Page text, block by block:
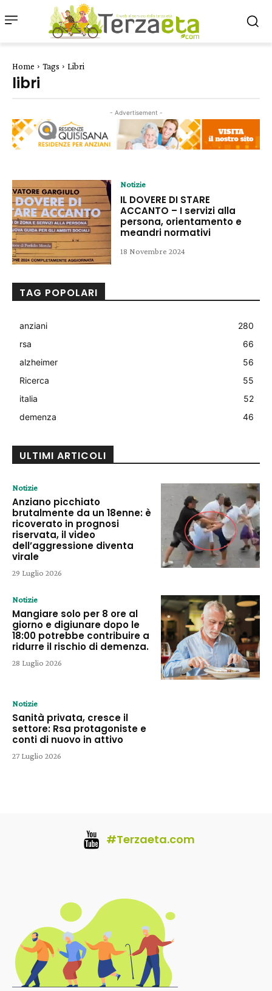
Home Tags Libri
libri
- Advertisement -
Notizie
IL DOVERE DI STARE
ACCANTO – I servizi alla
persona, orientamento e
meandri normativi
18 Novembre 2024
TAG POPOLARI
anziani
280
rsa
66
alzheimer
56
Ricerca
55
italia
52
demenza
46
ULTIMI ARTICOLI
Notizie
Anziano picchiato
brutalmente da un 18enne: è
ricoverato in prognosi
riservata, il video
dell’aggressione diventa
virale
29 Luglio 2026
Notizie
Mangiare solo per 8 ore al
giorno e digiunare dopo le
18:00 potrebbe contribuire a
ridurre il rischio di demenza.
28 Luglio 2026
Notizie
Sanità privata, cresce il
settore: Rsa protagoniste e
conti di nuovo in attivo
27 Luglio 2026
#Terzaeta.com